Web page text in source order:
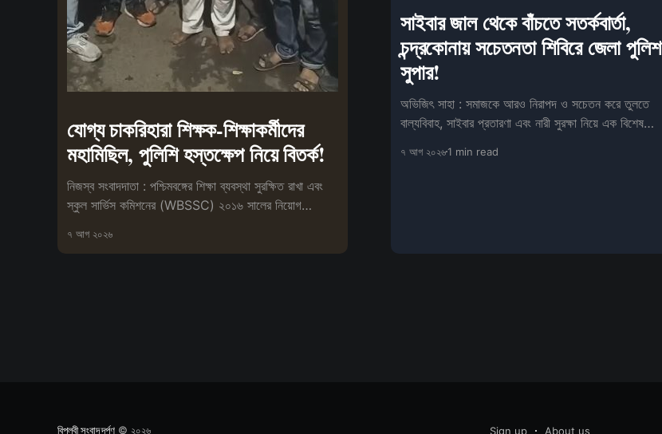
যোগ্য চাকরিহারা শিক্ষক-শিক্ষাকর্মীদের
মহামিছিল, পুলিশি হস্তক্ষেপ নিয়ে বিতর্ক!
নিজস্ব সংবাদদাতা : পশ্চিমবঙ্গের শিক্ষা ব্যবস্থা সুরক্ষিত রাখা এবং
স্কুল সার্ভিস কমিশনের (WBSSC) ২০১৬ সালের নিয়োগ
৭ আগ ২০২৬
সাইবার জাল থেকে বাঁচতে সতর্কবার্তা,
চন্দ্রকোনায় সচেতনতা শিবিরে জেলা পুলিশ
সুপার!
অভিজিৎ সাহা : সমাজকে আরও নিরাপদ ও সচেতন করে তুলতে
বাল্যবিবাহ, সাইবার প্রতারণা এবং নারী সুরক্ষা নিয়ে এক বিশেষ
৭ আগ ২০২৬1 min read
বিপ্লবী সংবাদ দর্পণ© ২০২৬ Sign up About us